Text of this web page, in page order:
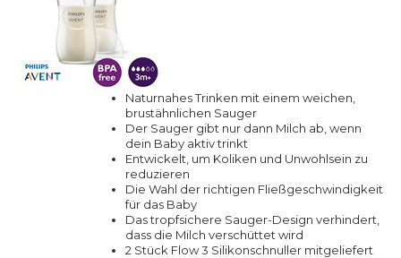
Naturnahes Trinken mit einem weichen,
brustähnlichen Sauger
Der Sauger gibt nur dann Milch ab, wenn
dein Baby aktiv trinkt
Entwickelt, um Koliken und Unwohlsein zu
reduzieren
Die Wahl der richtigen Fließgeschwindigkeit
für das Baby
Das tropfsichere Sauger-Design verhindert,
dass die Milch verschüttet wird
2 Stück Flow 3 Silikonschnuller mitgeliefert